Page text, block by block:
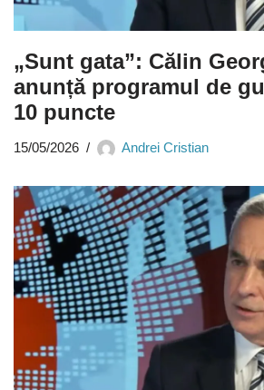
„Sunt gata”: Călin
anunță programul de
10 puncte
15/05/2026 Andrei Cristian